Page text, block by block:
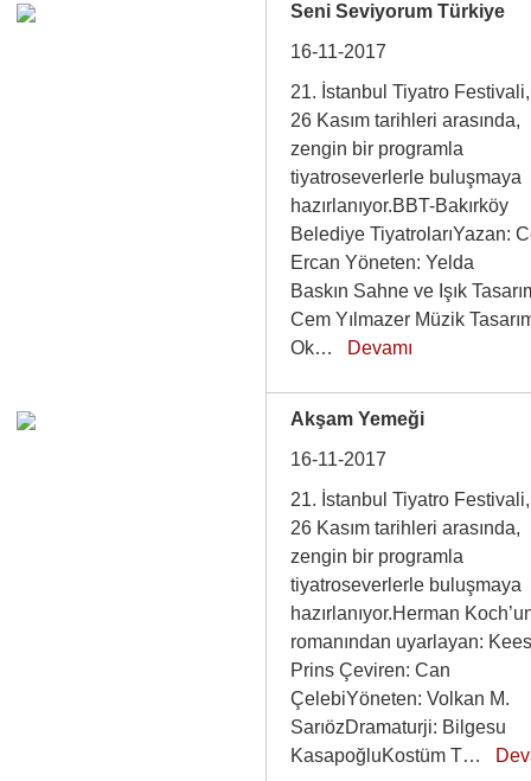
Seni Seviyorum Türkiye
16-11-2017
21. İstanbul Tiyatro
26 Kasım tarihleri arasında,
zengin bir programla
tiyatroseverlerle buluşmaya
hazırlanıyor.BBT-Bakırköy
Belediye TiyatrolarıYazan:
Ercan Yöneten: Yelda
Baskın Sahne ve Işık
Cem Yılmazer Müzik
Ok… Devamı
Akşam Yemeği
16-11-2017
21. İstanbul Tiyatro
26 Kasım tarihleri arasında,
zengin bir programla
tiyatroseverlerle buluşmaya
hazırlanıyor.Herman
romanından uyarlayan:
Prins Çeviren: Can
ÇelebiYöneten: Volkan M.
SarıözDramaturji: Bilgesu
KasapoğluKostüm T…